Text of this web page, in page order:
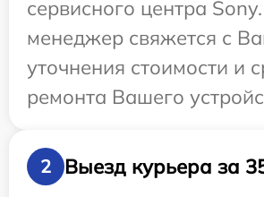
сервисного центра
менеджер свяжется с
уточнения стоимости и
ремонта Вашего
2
Выезд курьера за